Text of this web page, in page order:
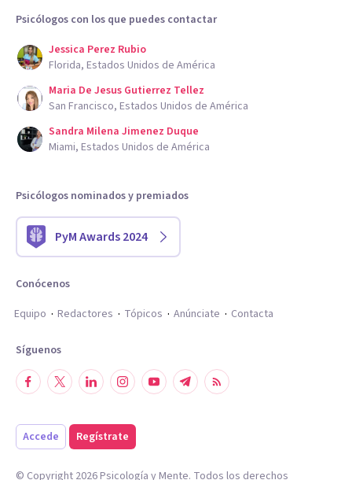
Psicólogos con los que puedes contactar
Jessica Perez Rubio
Florida, Estados Unidos de América
Maria De Jesus Gutierrez Tellez
San Francisco, Estados Unidos de América
Sandra Milena Jimenez Duque
Miami, Estados Unidos de América
Psicólogos nominados y premiados
PyM Awards 2024
Conócenos
Equipo
Redactores Tópicos Anúnciate Contacta
Síguenos
Accede Regístrate
© Copyright 2026Psicología y Mente. Todos los derechos